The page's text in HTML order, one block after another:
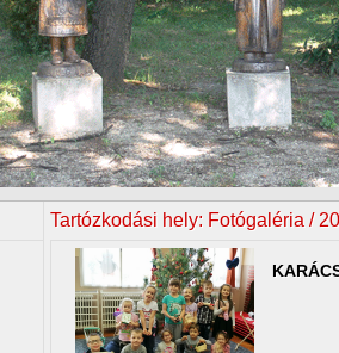
Tartózkodási hely: Fotógaléria /